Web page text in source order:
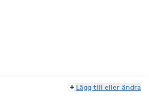
Lägg till eller ändra